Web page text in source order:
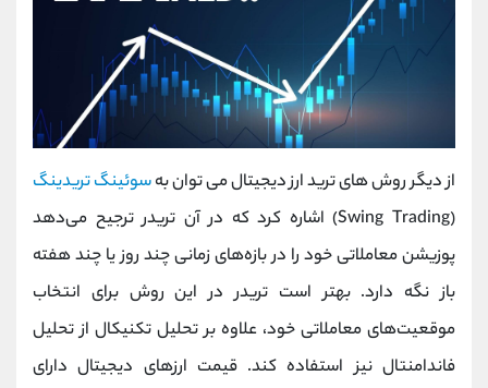
از دیگر روش های ترید ارز دیجیتال می توان بهسوئینگ تریدینگ
(Swing Trading) اشاره کرد که در آن تریدر ترجیح می‌دهد
پوزیشن معاملاتی خود را در بازه‌های زمانی چند روز یا چند هفته
باز نگه دارد. بهتر است تریدر در این روش برای انتخاب
موقعیت‌های معاملاتی خود، علاوه بر تحلیل تکنیکال از تحلیل
فاندامنتال نیز استفاده کند. قیمت ارزهای دیجیتال دارای